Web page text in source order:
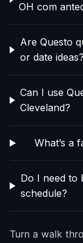
OH com
Are Questo
or date ideas?
Can I use
Cleveland?
What’s a
Do I need to
schedule?
Turn a walk